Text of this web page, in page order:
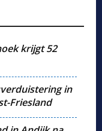
krijgt 52
in
Friesland